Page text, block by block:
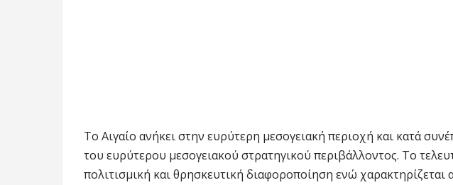
Το Αιγαίο ανήκει στην ευρύτερη μεσογειακή περιοχή και κατά
του ευρύτερου μεσογειακού στρατηγικού περιβάλλοντος. Το
πολιτισμική και θρησκευτική διαφοροποίηση ενώ χαρακτηρίζεται